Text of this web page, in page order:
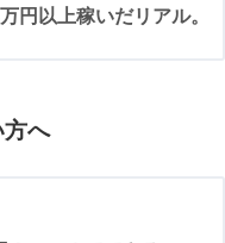
円以上稼いだリアル。
へ